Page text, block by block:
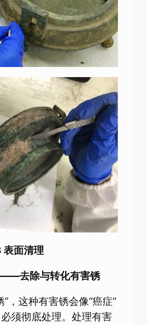
表面清理
去除与转化有害锈
，这种有害锈会像“癌症”
须彻底处理。处理有害